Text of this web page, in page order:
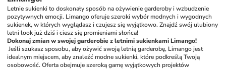
Letnie sukienki to doskonały sposób na ożywienie garderoby i wzbudzenie
pozytywnych emocji. Limango oferuje szeroki wybór modnych i wygodnych
sukienek, w których wyglądasz i czujesz się wyjątkowo. Znajdź swój ulubiony
letni look już dziś i ciesz się promieniami słońca!
Dokonaj zmian w swojej garderobie z letnimi sukienkami Limango!
Jeśli szukasz sposobu, aby ożywić swoją letnią garderobę, Limango jest
idealnym miejscem, aby znaleźć modne sukienki, które podkreślą Twoją
osobowość. Oferta obejmuje szeroką gamę wyjątkowych projektów